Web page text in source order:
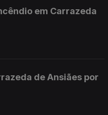
em Carrazeda
de Ansiães por